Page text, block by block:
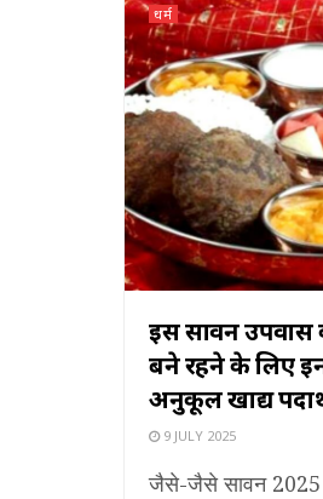
धर्म
इस सावन उपवास
बने रहने के लिए इन
अनुकूल खाद्य
9 JULY 2025
जैसे-जैसे सावन 2025